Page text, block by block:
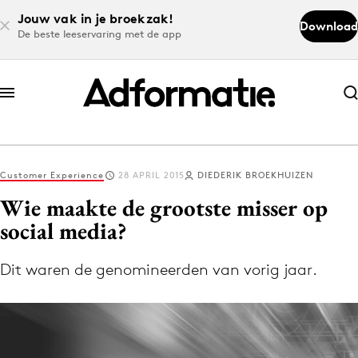
Jouw vak in je broekzak!
De beste leeservaring met de app
Download
Abonneer nu
Abonneer nu
Log in
Volg het laatste nieuws via de Adformatie
Customer Experience 28 APRIL 2015 DIEDERIK BROEKHUIZEN
Wie maakte de grootste misser op
social media?
Dit waren de genomineerden van vorig jaar.